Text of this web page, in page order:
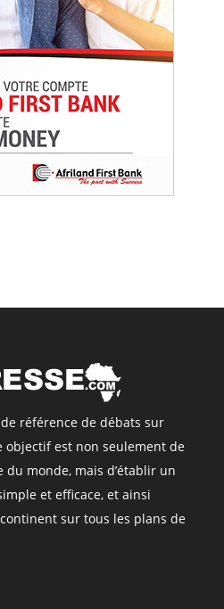
référence de débats sur
objectif est non seulement de
du monde, mais d’établir un
et efficace, et ainsi
sur tous les plans de